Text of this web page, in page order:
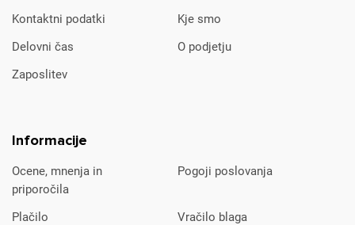
Kontaktni podatki
Kje smo
Delovni čas
O podjetju
Zaposlitev
Informacije
Ocene, mnenja in
priporočila
Pogoji poslovanja
Plačilo
Vračilo blaga